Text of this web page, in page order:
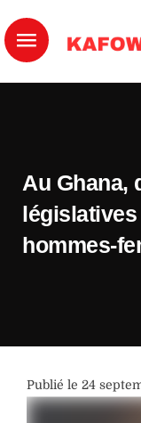
Au Ghana,
législatives
hommes-
Publié le 24